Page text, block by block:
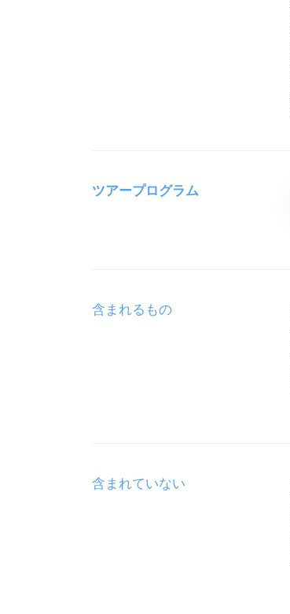
ツアープログラム
含まれるもの
含まれていない